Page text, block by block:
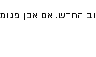
החדש. אם אבן